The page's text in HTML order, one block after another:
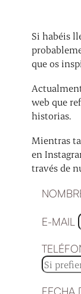
Si habéis
que os
web que
historias.
Mientras
en
través de
E-MAIL
FECHA